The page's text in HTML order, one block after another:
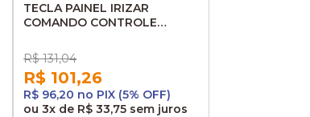
TECLA PAINEL IRIZAR
COMANDO CONTROLE
R$ 131,04
R$ 101,26
R$ 96,20 no PIX (5% OFF)
ou 3x de R$ 33,75 sem juros